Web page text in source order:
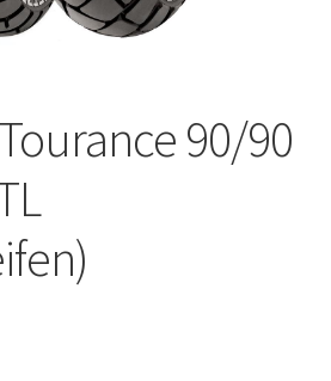
90/90